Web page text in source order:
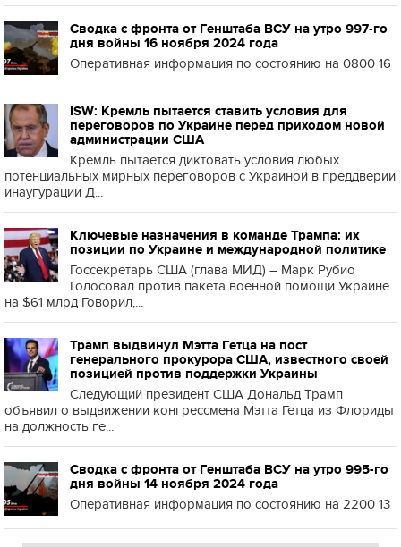
Сводка с фронта от Генштаба ВСУ на утро 997-го
дня войны 16 ноября 2024 года
Оперативная информация по состоянию на 0800 16
ISW: Кремль пытается ставить условия для
переговоров по Украине перед приходом новой
администрации США
Кремль пытается диктовать условия любых
потенциальных мирных переговоров с Украиной в преддверии
инаугурации Д...
Ключевые назначения в команде Трампа: их
позиции по Украине и международной политике
Госсекретарь США (глава МИД) – Марк Рубио
Голосовал против пакета военной помощи Украине
на $61 млрд Говорил,...
Трамп выдвинул Мэтта Гетца на пост
генерального прокурора США, известного своей
позицией против поддержки Украины
Следующий президент США Дональд Трамп
объявил о выдвижении конгрессмена Мэтта Гетца из Флориды
на должность ге...
Сводка с фронта от Генштаба ВСУ на утро 995-го
дня войны 14 ноября 2024 года
Оперативная информация по состоянию на 2200 13